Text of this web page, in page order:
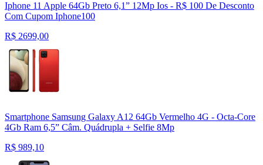
Iphone 11 Apple 64Gb Preto 6,1” 12Mp Ios - R$ 100 De Desconto
Com Cupom Iphone100
R$ 2699,00
Smartphone Samsung Galaxy A12 64Gb Vermelho 4G - Octa-Core
4Gb Ram 6,5” Câm. Quádrupla + Selfie 8Mp
R$ 989,10